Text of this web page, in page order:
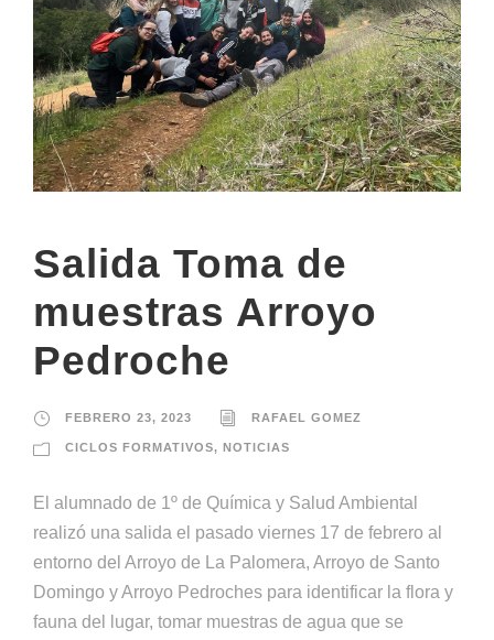
Salida Toma de
muestras Arroyo
Pedroche
FEBRERO 23, 2023 RAFAEL GOMEZ
CICLOS FORMATIVOS, NOTICIAS
El alumnado de 1º de Química y Salud Ambiental
realizó una salida el pasado viernes 17 de febrero al
entorno del Arroyo de La Palomera, Arroyo de Santo
Domingo y Arroyo Pedroches para identificar la flora y
fauna del lugar, tomar muestras de agua que se